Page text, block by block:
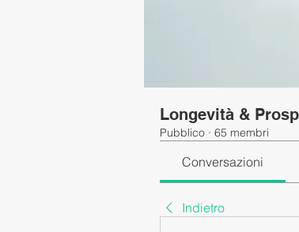
Longevità &
Pubblico · 65 membri
Conversazioni
Indietro